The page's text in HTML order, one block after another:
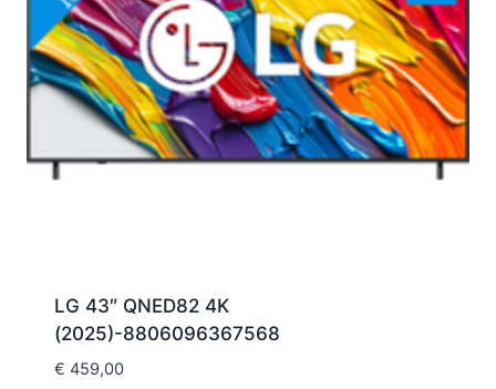
LG 43″ QNED82 4K
(2025)-8806096367568
€ 459,00